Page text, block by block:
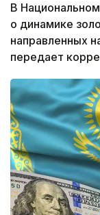
В
о динамике
направленных
передает